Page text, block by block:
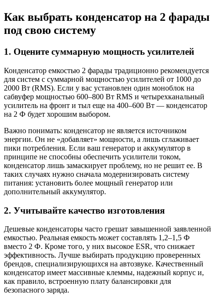
Как выбрать конденсатор на 2 фарады
под свою систему
1. Оцените суммарную мощность усилителей
Конденсатор емкостью 2 фарады традиционно рекомендуется
для систем с суммарной мощностью усилителей от 1000 до
2000 Вт (RMS). Если у вас установлен один моноблок на
сабвуфер мощностью 600–800 Вт RMS и четырехканальный
усилитель на фронт и тыл еще на 400–600 Вт — конденсатор
на 2 Ф будет хорошим выбором.
Важно понимать: конденсатор не является источником
энергии. Он не «добавляет» мощности, а лишь сглаживает
пики потребления. Если ваш генератор и аккумулятор в
принципе не способны обеспечить усилители током,
конденсатор лишь замаскирует проблему, но не решит ее. В
таких случаях нужно сначала модернизировать систему
питания: установить более мощный генератор или
дополнительный аккумулятор.
2. Учитывайте качество изготовления
Дешевые конденсаторы часто грешат завышенной заявленной
емкостью. Реальная емкость может составлять 1,2–1,5 Ф
вместо 2 Ф. Кроме того, у них высокое ESR, что снижает
эффективность. Лучше выбирать продукцию проверенных
брендов, специализирующихся на автозвуке. Качественный
конденсатор имеет массивные клеммы, надежный корпус и,
как правило, встроенную плату балансировки для
безопасного заряда.